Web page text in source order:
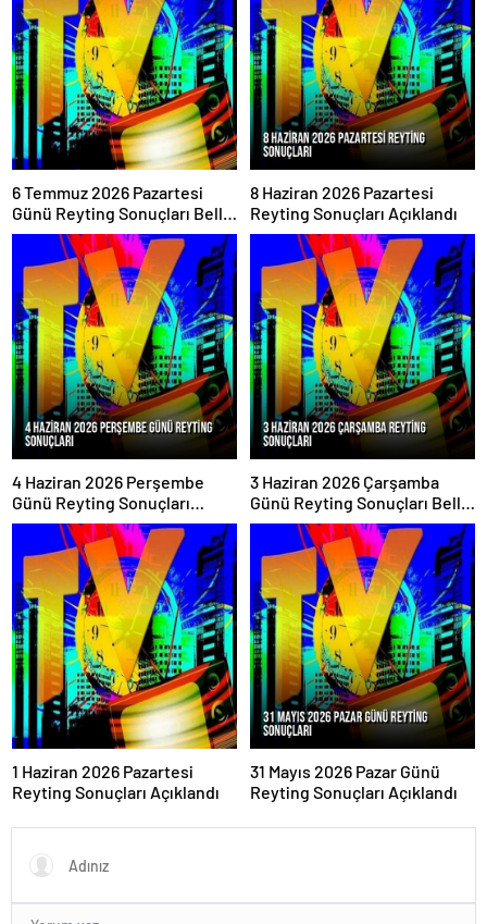
6 Temmuz 2026 Pazartesi
Günü Reyting Sonuçları Belli
Oldu
8 Haziran 2026 Pazartesi
Reyting Sonuçları Açıklandı
4 Haziran 2026 Perşembe
Günü Reyting Sonuçları
Açıklandı
3 Haziran 2026 Çarşamba
Günü Reyting Sonuçları Belli
Oldu
1 Haziran 2026 Pazartesi
Reyting Sonuçları Açıklandı
31 Mayıs 2026 Pazar Günü
Reyting Sonuçları Açıklandı